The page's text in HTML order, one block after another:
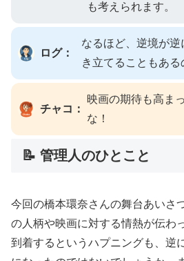
も考えられます。
ログ：
なるほど、逆境が逆
き立てることもある
チャコ：
映画の期待も高ま
な！
📝 管理人のひとこと
今回の橋本環奈さんの舞台あいさ
の人柄や映画に対する情熱が伝わ
到着するというハプニングも、逆